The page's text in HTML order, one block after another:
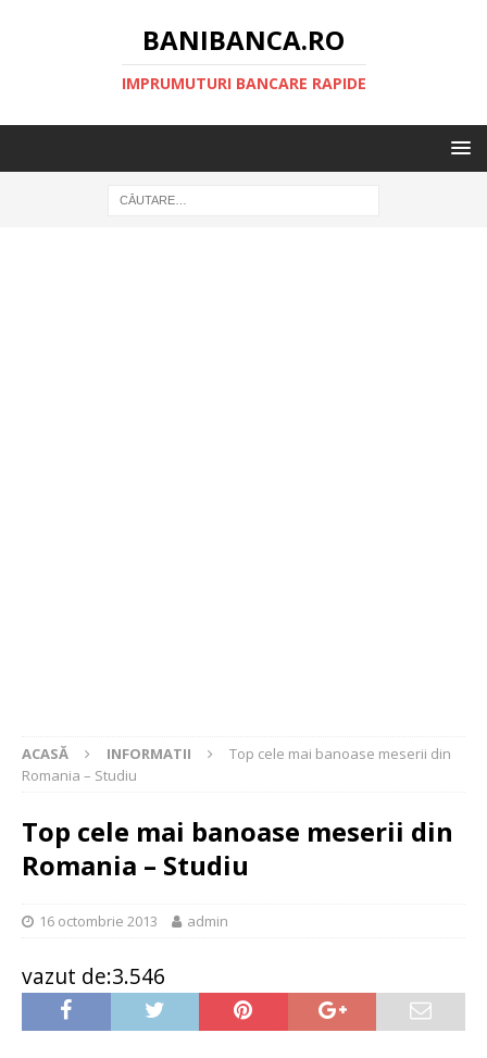
BANIBANCA.RO
IMPRUMUTURI BANCARE RAPIDE
ACASĂ INFORMATII
Top cele mai banoase meserii din
Romania – Studiu
Top cele mai banoase meserii din
Romania – Studiu
16 octombrie 2013 admin
vazut de:3.546